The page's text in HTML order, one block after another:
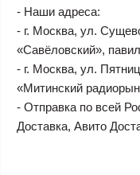
- Наши адреса:
- г. Москва, ул.
«Савёловский»,
- г. Москва, ул.
«Митинский
- Отправка по всей
Доставка, Авито